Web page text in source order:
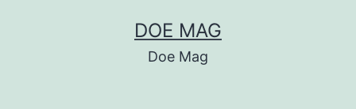
DOE MAG
Doe Mag